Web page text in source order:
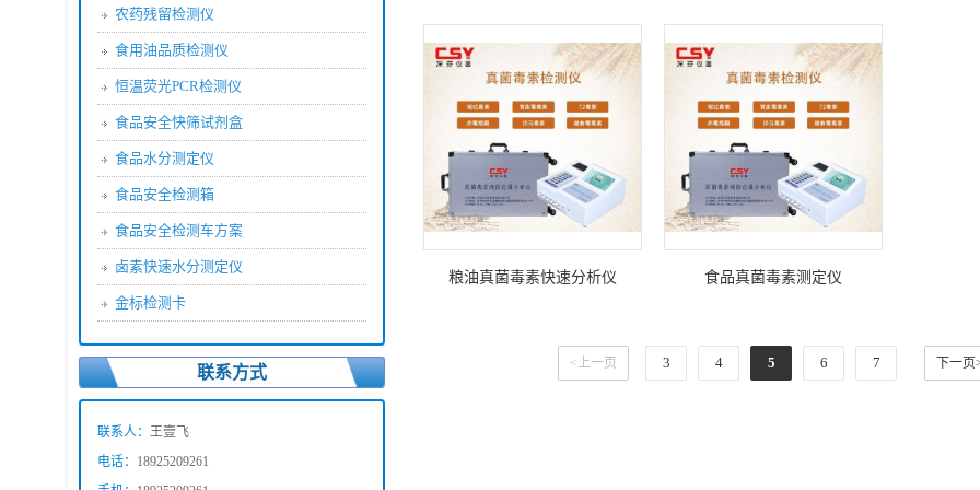
水质安全综合检测仪
肉类水分测定仪
固含量快速检测仪
农药残留检测仪
食用油品质检测仪
恒温荧光PCR检测仪
食品安全快筛试剂盒
食品水分测定仪
食品安全检测箱
食品安全检测车方案
卤素快速水分测定仪
金标检测卡
便携式粮油真菌毒素测定仪 粮油真菌毒素快速检测系统